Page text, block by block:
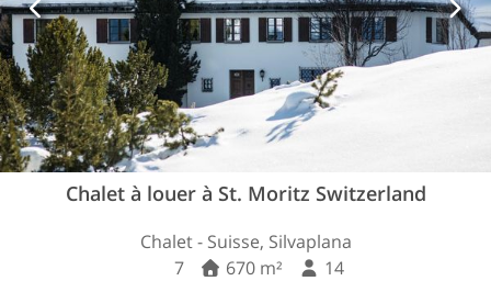
Chalet à louer à St. Moritz Switzerland
Chalet - Suisse, Silvaplana
7
670 m² 14